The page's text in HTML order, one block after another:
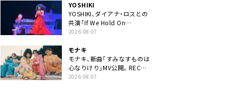
YOSHIKI
YOSHIKI、ダイアナ・ロスとの
共演「If We Hold On
Together」ライブ映像公開
2026.08.07
モナキ
モナキ、新曲「すみなすものは
心なりけり」MV公開。RECの
ギターにEvery Little Thing・
2026.08.07